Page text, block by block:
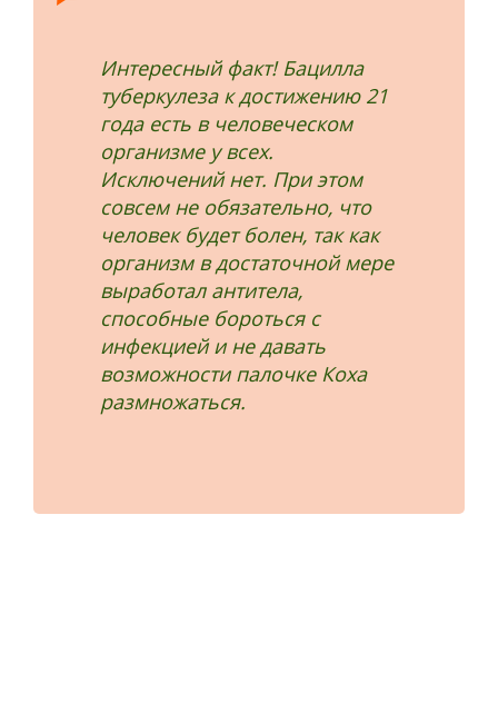
Интересный факт! Бацилла
туберкулеза к достижению 21
года есть в человеческом
организме у всех.
Исключений нет. При этом
совсем не обязательно, что
человек будет болен, так как
организм в достаточной мере
выработал антитела,
способные бороться с
инфекцией и не давать
возможности палочке Коха
размножаться.